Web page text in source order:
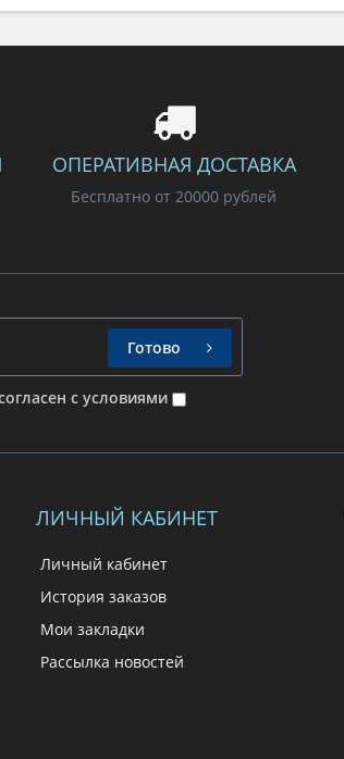
ОПЕРАТИВНАЯ ДОСТАВКА
Бесплатно от 20000 рублей
с условиями
Готово
ЛИЧНЫЙ КАБИНЕТ
Личный кабинет
История заказов
Мои закладки
Рассылка новостей